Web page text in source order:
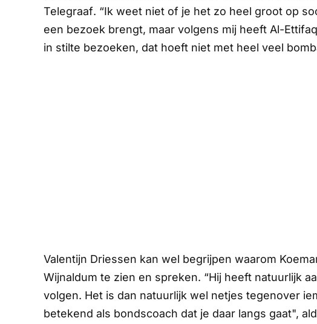
Telegraaf. “Ik weet niet of je het zo heel groot op
een bezoek brengt, maar volgens mij heeft Al-
in stilte bezoeken, dat hoeft niet met heel veel
Valentijn Driessen kan wel begrijpen waarom
Wijnaldum te zien en spreken. “Hij heeft natuurlijk
volgen. Het is dan natuurlijk wel netjes tegenover
betekend als bondscoach dat je daar langs gaat",